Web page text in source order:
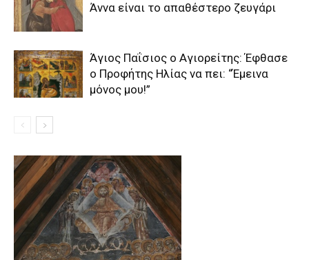
Άννα είναι το απαθέστερο ζευγάρι
Άγιος Παΐσιος ο Αγιορείτης: Έφθασε
ο Προφήτης Ηλίας να πει: “Έμεινα
μόνος μου!”